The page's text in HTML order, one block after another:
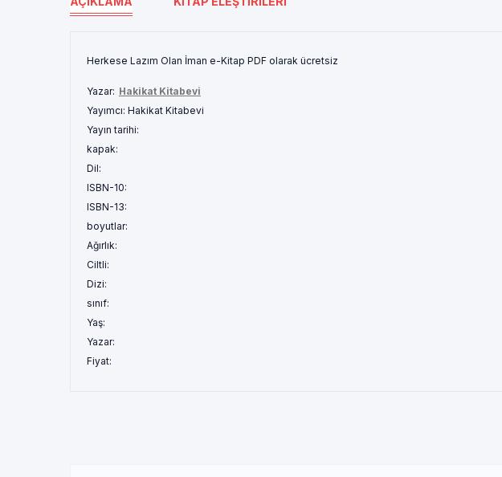
Herkese Lazım Olan İman e-Kitap PDF olarak ücretsiz
Yazar: Hakikat Kitabevi
Yayımcı: Hakikat Kitabevi
Yayın tarihi:
kapak:
Dil:
ISBN-10:
ISBN-13:
boyutlar:
Ağırlık:
Ciltli:
Dizi:
sınıf:
Yaş:
Yazar:
Fiyat: